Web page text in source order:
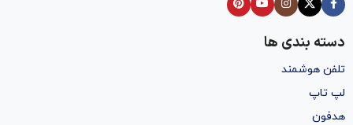
دسته بندی ها
تلفن هوشمند
لپ تاپ
هدفون